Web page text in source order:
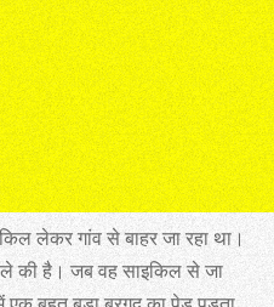
लेकर गांव से बाहर जा रहा था।
की है। जब वह साइकिल से जा